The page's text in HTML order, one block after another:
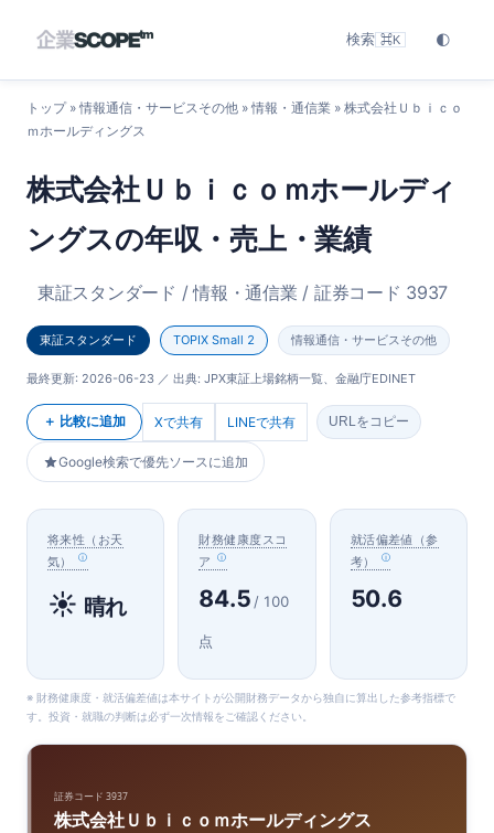
検索 ⌘K 🌓
トップ» 情報通信・サービスその他 » 情報・通信業 » 株式会社Ｕｂｉｃｏ
ｍホールディングス
株式会社Ｕｂｉｃｏｍホールディ
ングスの年収・売上・業績
東証スタンダード / 情報・通信業 / 証券コード 3937
東証スタンダード TOPIX Small 2 情報通信・サービスその他
最終更新: 2026-06-23 ／ 出典: JPX東証上場銘柄一覧、金融庁EDINET
＋ 比較に追加 Xで共有 LINEで共有 URLをコピー
Google検索で優先ソースに追加
将来性（お天
気）
☀️ 晴れ
財務健康度スコ
ア
84.5 / 100
点
就活偏差値（参
考）
50.6
※ 財務健康度・就活偏差値は本サイトが公開財務データから独自に算出した参考指標で
す。投資・就職の判断は必ず一次情報をご確認ください。
証券コード 3937
株式会社Ｕｂｉｃｏｍホールディングス